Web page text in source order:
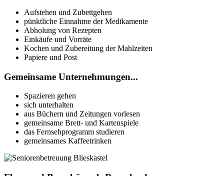
Aufstehen und Zubettgehen
pünktliche Einnahme der Medikamente
Abholung von Rezepten
Einkäufe und Vorräte
Kochen und Zubereitung der Mahlzeiten
Papiere und Post
Gemeinsame Unternehmungen...
Spazieren gehen
sich unterhalten
aus Büchern und Zeitungen vorlesen
gemeinsame Brett- und Kartenspiele
das Fernsehprogramm studieren
gemeinsames Kaffeetrinken